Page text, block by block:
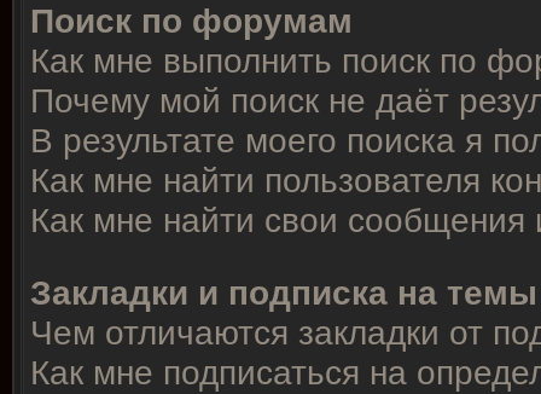
Поиск по форумам
Как мне выполнить поиск по
Почему мой поиск не даёт
В результате моего поиска я
Как мне найти пользователя
Как мне найти свои
Закладки и подписка на темы
Чем отличаются закладки от
Как мне подписаться на